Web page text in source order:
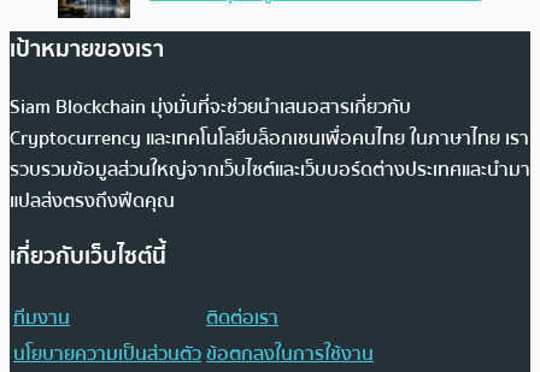
เป้าหมายของเรา
Siam Blockchain มุ่งมั่นที่จะช่วยนำเสนอสารเกี่ยวกับ
Cryptocurrency และเทคโนโลยีบล็อกเชนเพื่อคนไทย ในภาษาไทย เรา
รวบรวมข้อมูลส่วนใหญ่จากเว็บไซต์และเว็บบอร์ดต่างประเทศและนำมา
แปลส่งตรงถึงฟีดคุณ
เกี่ยวกับเว็บไซต์นี้
ทีมงาน
ติดต่อเรา
นโยบายความเป็นส่วนตัวข้อตกลงในการใช้งาน